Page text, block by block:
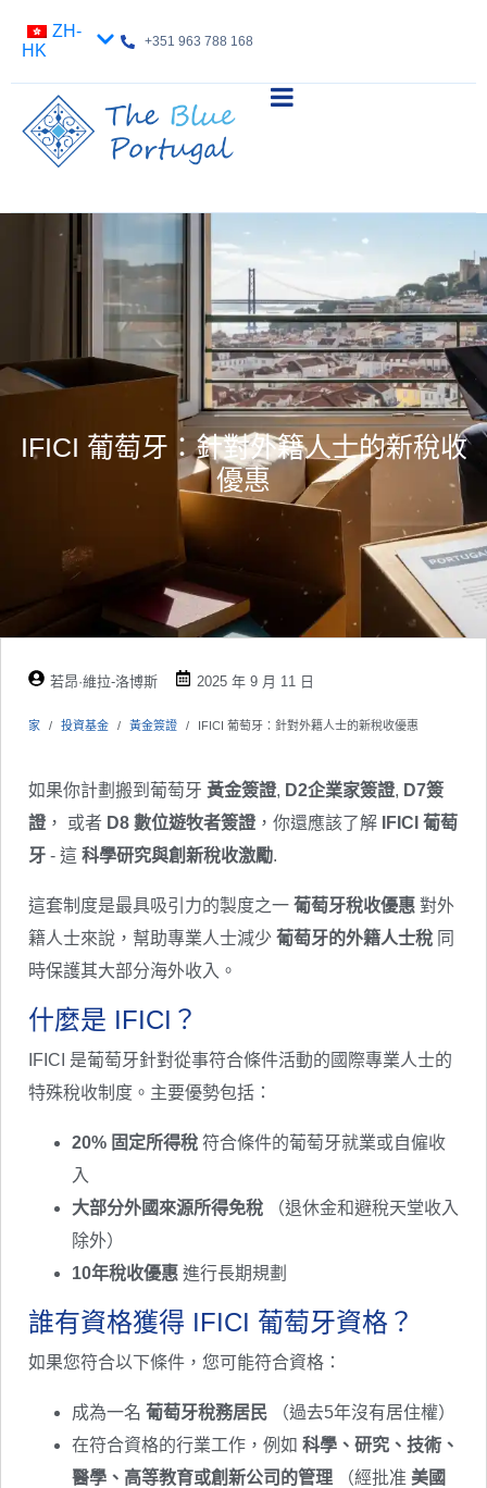
ZH-
HK
+351 963 788 168
IFICI 葡萄牙：針對外籍人士的新稅收
優惠
若昂·維拉-洛博斯 2025 年 9 月 11 日
家 投資基金 黃金簽證 IFICI 葡萄牙：針對外籍人士的新稅收優惠
如果你計劃搬到葡萄牙 黃金簽證, D2企業家簽證, D7簽
證 ， 或者 D8 數位遊牧者簽證 ，你還應該了解
IFICI 葡萄
牙 - 這 科學研究與創新稅收激勵.
這套制度是最具吸引力的製度之一 葡萄牙稅收優惠 對外
籍人士來說，幫助專業人士減少 葡萄牙的外籍人士稅 同
時保護其大部分海外收入。
什麼是 IFICI？
IFICI 是葡萄牙針對從事符合條件活動的國際專業人士的
特殊稅收制度。主要優勢包括：
20% 固定所得稅 符合條件的葡萄牙就業或自僱收
入
大部分外國來源所得免稅 （退休金和避稅天堂收入
除外）
10年稅收優惠 進行長期規劃
誰有資格獲得 IFICI 葡萄牙資格？
如果您符合以下條件，您可能符合資格：
成為一名 葡萄牙稅務居民 （過去5年沒有居住權）
在符合資格的行業工作，例如 科學、研究、技術、
醫學、高等教育或創新公司的管理 （經批准 美國